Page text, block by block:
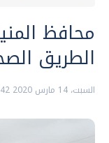
محافظ
الطريق
السبت، 14 مارس 2020 01:42 م